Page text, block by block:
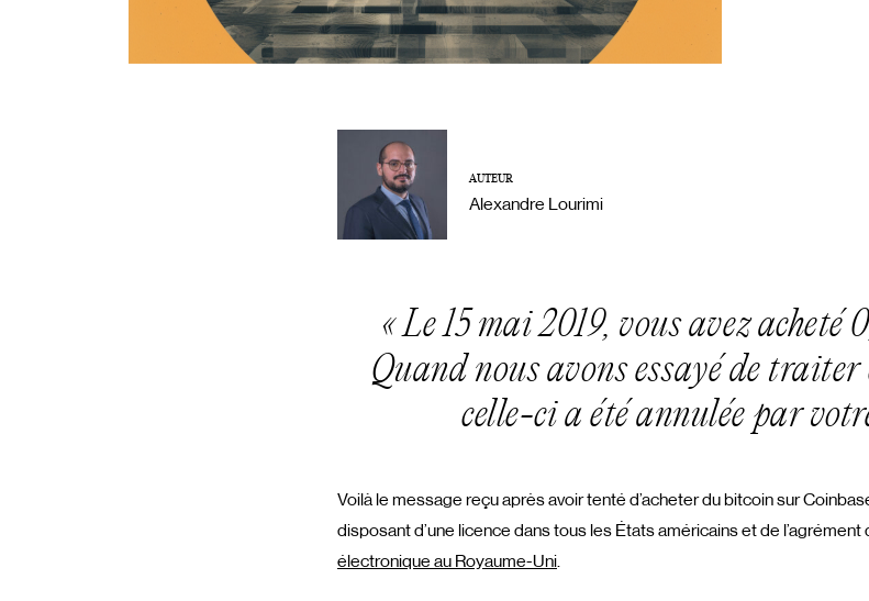
AUTEUR
Alexandre Lourimi
«Le 15 mai 2019, vous avez acheté
Quand nous avons essayé de
celle-ci a été annulée par
Voilà le message reçu après avoir tenté d’acheter du bitcoin sur
disposant d’une licence dans tous les États américains et de l’agrément
électronique au Royaume-Uni.